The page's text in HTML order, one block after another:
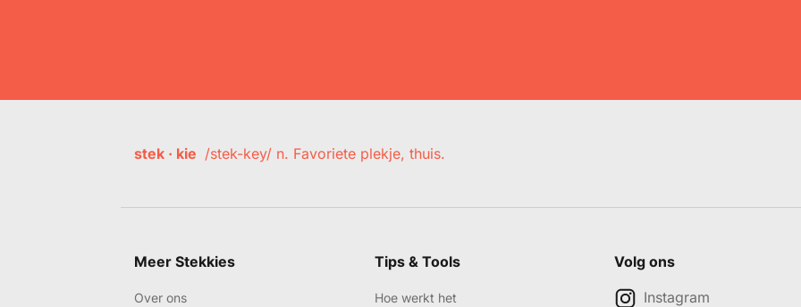
stek · kie /stek-key/ n. Favoriete plekje, thuis.
Meer Stekkies
Over ons
Tips & Tools
Hoe werkt het
Volg ons
Instagram